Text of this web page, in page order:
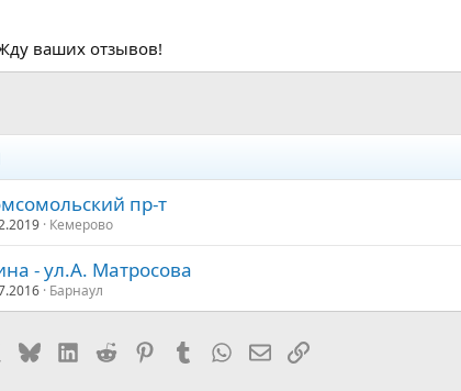
ваших отзывов!
пр-т
Кемерово
- ул.А. Матросова
Барнаул
BlueskyLinkedIn
Reddit PinterestTumblrWhatsAppЭлектронная почта
Ссылка